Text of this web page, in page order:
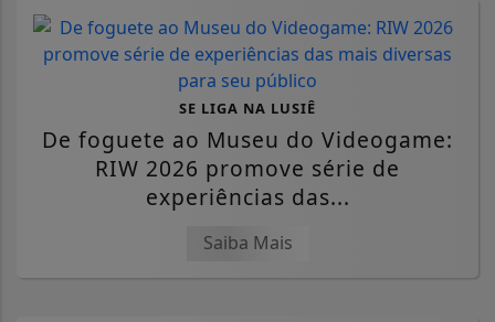
SE LIGA NA LUSIÊ
De foguete ao Museu do Videogame:
RIW 2026 promove série de
experiências das...
Saiba Mais